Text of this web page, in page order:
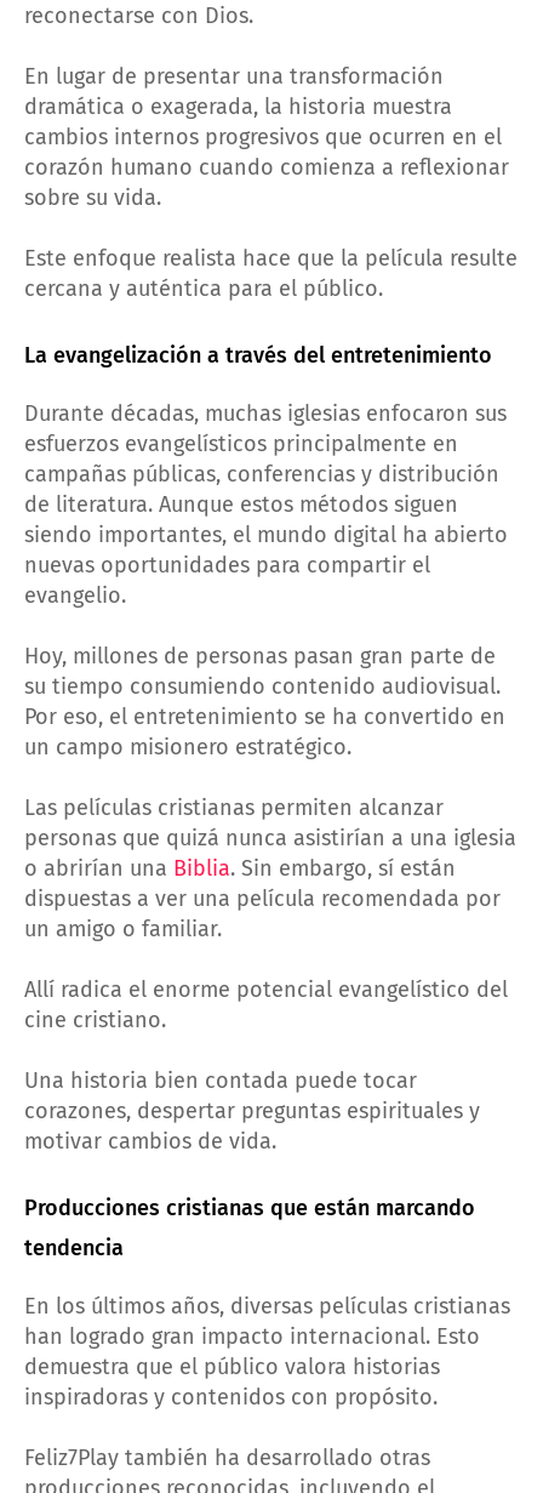
reconectarse con Dios.
En lugar de presentar una transformación
dramática o exagerada, la historia muestra
cambios internos progresivos que ocurren en el
corazón humano cuando comienza a reflexionar
sobre su vida.
Este enfoque realista hace que la película resulte
cercana y auténtica para el público.
La evangelización a través del entretenimiento
Durante décadas, muchas iglesias enfocaron sus
esfuerzos evangelísticos principalmente en
campañas públicas, conferencias y distribución
de literatura. Aunque estos métodos siguen
siendo importantes, el mundo digital ha abierto
nuevas oportunidades para compartir el
evangelio.
Hoy, millones de personas pasan gran parte de
su tiempo consumiendo contenido audiovisual.
Por eso, el entretenimiento se ha convertido en
un campo misionero estratégico.
Las películas cristianas permiten alcanzar
personas que quizá nunca asistirían a una iglesia
o abrirían una Biblia. Sin embargo, sí están
dispuestas a ver una película recomendada por
un amigo o familiar.
Allí radica el enorme potencial evangelístico del
cine cristiano.
Una historia bien contada puede tocar
corazones, despertar preguntas espirituales y
motivar cambios de vida.
Producciones cristianas que están marcando
tendencia
En los últimos años, diversas películas cristianas
han logrado gran impacto internacional. Esto
demuestra que el público valora historias
inspiradoras y contenidos con propósito.
Feliz7Play también ha desarrollado otras